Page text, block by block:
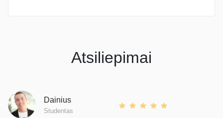
Atsiliepimai
Dainius
Studentas